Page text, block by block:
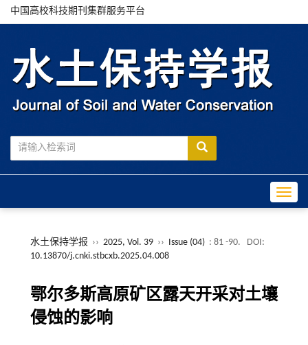
中国高校科技期刊集群服务平台
水土保持学报 ›› 2025, Vol. 39 ›› Issue (04) : 81 -90.
DOI:
10.13870/j.cnki.stbcxb.2025.04.008
鄂尔多斯高原矿区露天开采对土壤
侵蚀的影响